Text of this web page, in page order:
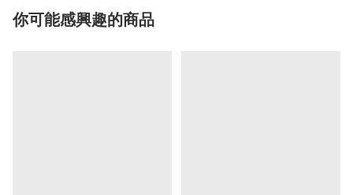
你可能感興趣的商品